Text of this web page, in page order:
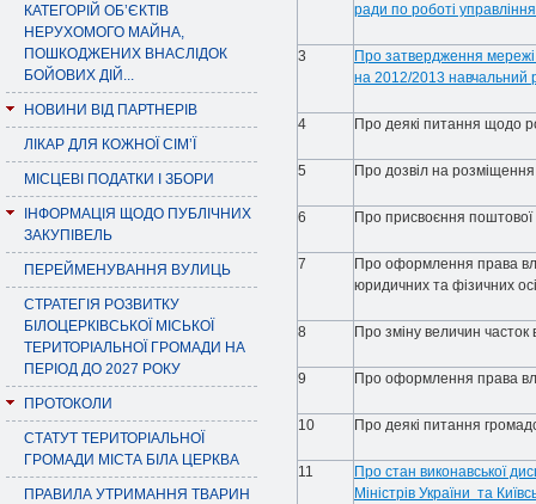
КАТЕГОРІЙ ОБ’ЄКТІВ
НЕРУХОМОГО МАЙНА,
ПОШКОДЖЕНИХ ВНАСЛІДОК
БОЙОВИХ ДІЙ...
НОВИНИ ВІД ПАРТНЕРІВ
ЛІКАР ДЛЯ КОЖНОЇ СІМ’Ї
МІСЦЕВІ ПОДАТКИ І ЗБОРИ
ІНФОРМАЦІЯ ЩОДО ПУБЛІЧНИХ
ЗАКУПІВЕЛЬ
ПЕРЕЙМЕНУВАННЯ ВУЛИЦЬ
СТРАТЕГІЯ РОЗВИТКУ
БІЛОЦЕРКІВСЬКОЇ МІСЬКОЇ
ТЕРИТОРІАЛЬНОЇ ГРОМАДИ НА
ПЕРІОД ДО 2027 РОКУ
ПРОТОКОЛИ
СТАТУТ ТЕРИТОРІАЛЬНОЇ
ГРОМАДИ МІСТА БІЛА ЦЕРКВА
ПРАВИЛА УТРИМАННЯ ТВАРИН
ради по роботі
3
Про затвердження мережі
на 2012/2013 навчальний
4 Про деякі питання щодо
5 Про дозвіл на
6 Про присвоєння
7
Про оформлення права
юридичних та фізичних
8 Про зміну величин
9 Про оформлення права
10 Про деякі питання
11
Про стан виконавської
Міністрів України та